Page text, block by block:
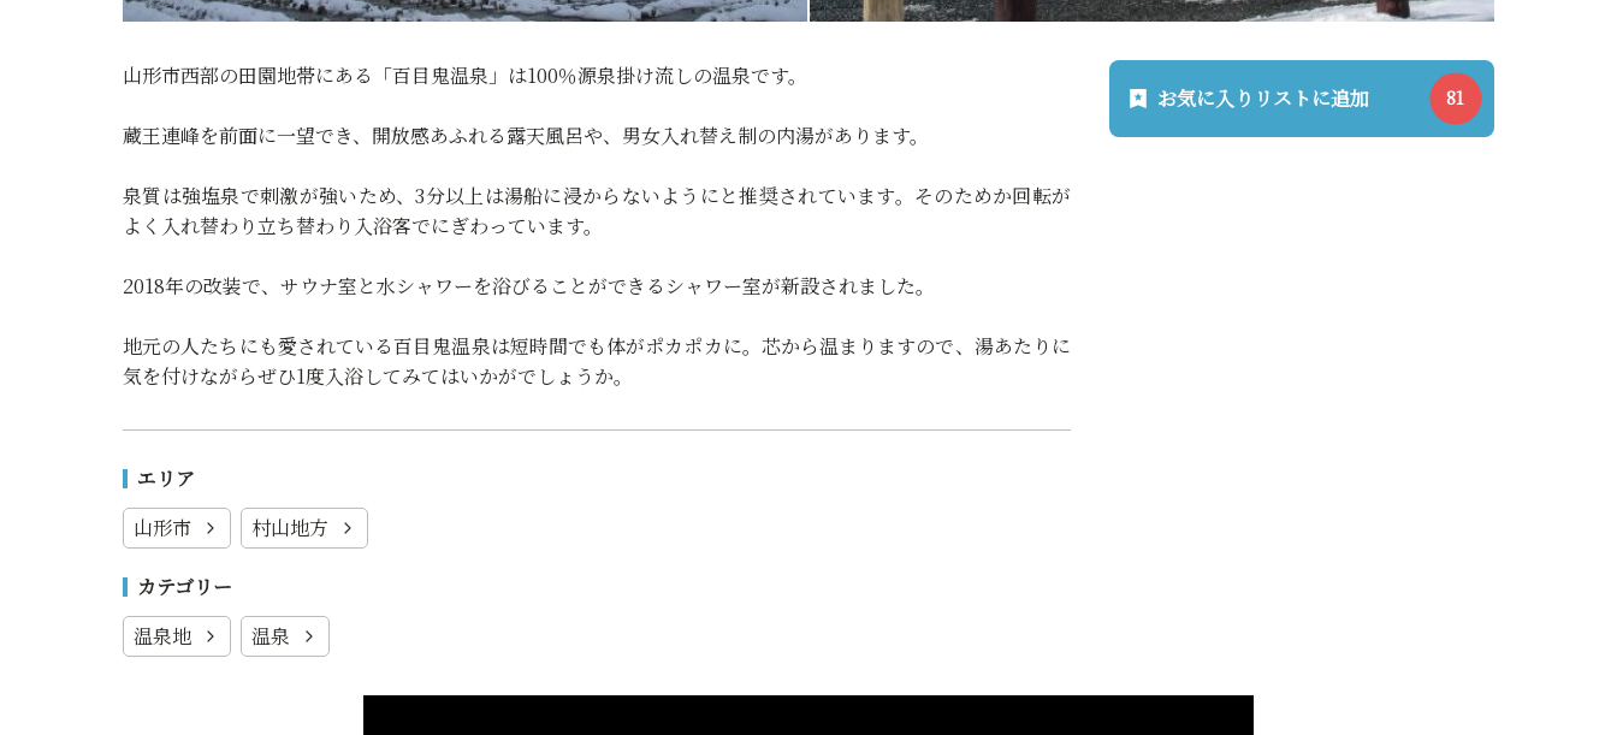
山形市西部の田園地帯にある「百目鬼温泉」は100％源泉掛け流しの温泉です。
蔵王連峰を前面に一望でき、開放感あふれる露天風呂や、男女入れ替え制の内湯があります。
泉質は強塩泉で刺激が強いため、3分以上は湯船に浸からないようにと推奨されています。そのためか回転が
よく入れ替わり立ち替わり入浴客でにぎわっています。
2018年の改装で、サウナ室と水シャワーを浴びることができるシャワー室が新設されました。
地元の人たちにも愛されている百目鬼温泉は短時間でも体がポカポカに。芯から温まりますので、湯あたりに
気を付けながらぜひ1度入浴してみてはいかがでしょうか。
エリア
山形市
村山地方
カテゴリー
温泉地
温泉
お気に入りリストに追加